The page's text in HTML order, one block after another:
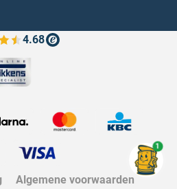
4.68
verfplaza beoordelingen
Algemene voorwaarden
1